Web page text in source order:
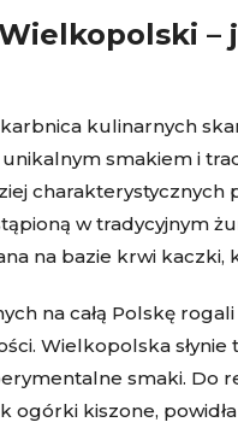
kulinarnych
unikalnym smakiem i
w tradycyjnym
na bazie krwi
na całą Polskę
Wielkopolska
smaki. Do
ogórki kiszone,